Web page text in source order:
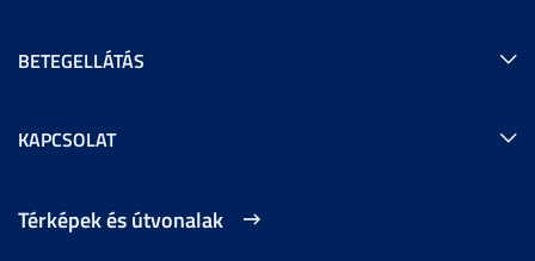
BETEGELLÁTÁS
KAPCSOLAT
Térképek és útvonalak